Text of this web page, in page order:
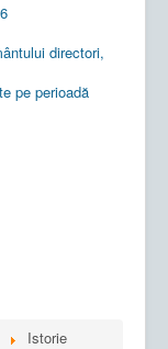
directori,
pe perioadă
Istorie